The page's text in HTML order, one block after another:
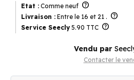
Etat : Comme neuf help
Livraison : Entre le 16 et 21 . help
Service Seecly 5.90 TTC help
Vendu par
Contacter le